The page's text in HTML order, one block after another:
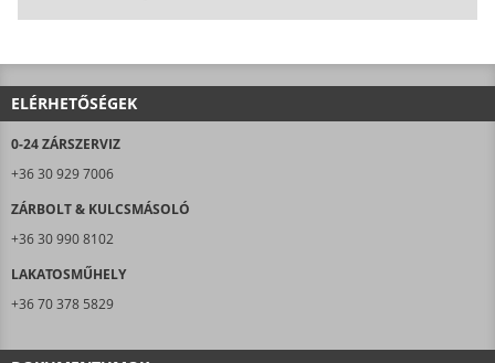
ELÉRHETŐSÉGEK
0-24 ZÁRSZERVIZ
+36 30 929 7006
ZÁRBOLT & KULCSMÁSOLÓ
+36 30 990 8102
LAKATOSMŰHELY
+36 70 378 5829